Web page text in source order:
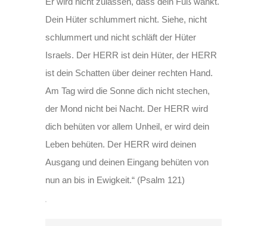
Dein Hüter schlummert nicht. Siehe, nicht
schlummert und nicht schläft der Hüter
Israels. Der HERR ist dein Hüter, der HERR
ist dein Schatten über deiner rechten Hand.
Am Tag wird die Sonne dich nicht stechen,
der Mond nicht bei Nacht. Der HERR wird
dich behüten vor allem Unheil, er wird dein
Leben behüten. Der HERR wird deinen
Ausgang und deinen Eingang behüten von
nun an bis in Ewigkeit.“ (Psalm 121)